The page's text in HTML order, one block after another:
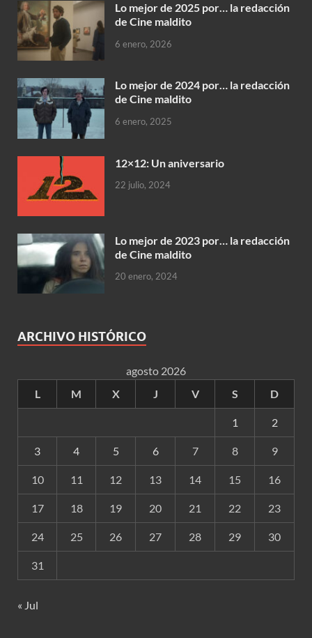
Lo mejor de 2025 por… la redacción
de Cine maldito
6 enero, 2026
Lo mejor de 2024 por… la redacción
de Cine maldito
6 enero, 2025
12×12: Un aniversario
22 julio, 2024
Lo mejor de 2023 por… la redacción
de Cine maldito
20 enero, 2024
ARCHIVO HISTÓRICO
agosto 2026
L
M X J V S D
1 2
3 4 5 6 7 8 9
10 11 12 13 14 15 16
17 18 19 20 21 22 23
24 25 26 27 28 29 30
31
« Jul